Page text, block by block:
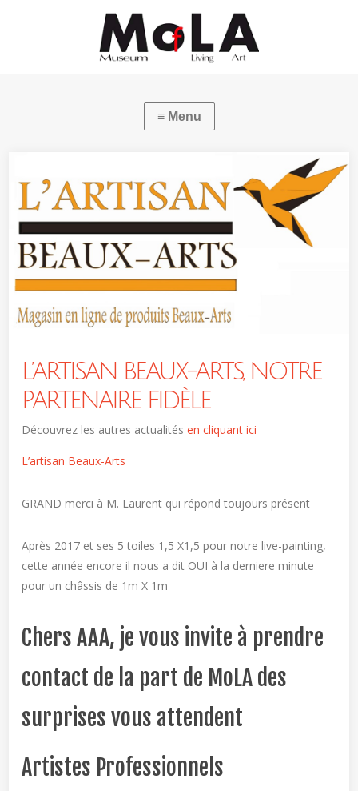
L’ARTISAN BEAUX-ARTS, NOTRE
PARTENAIRE FIDÈLE
Découvrez les autres actualitésen cliquant ici
L’artisan Beaux-Arts
GRAND merci à M. Laurent qui répond toujours présent
Après 2017 et ses 5 toiles 1,5 X1,5 pour notre live-painting,
cette année encore il nous a dit OUI à la derniere minute
pour un châssis de 1m X 1m
Chers AAA, je vous invite à prendre
contact de la part de MoLA des
surprises vous attendent
Artistes Professionnels